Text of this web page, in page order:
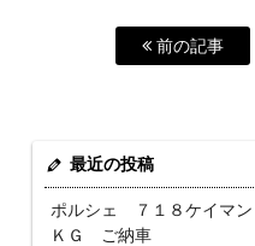
前の記事
最近の投稿
ポルシェ ７１８ケイマ
ＫＧ ご納車